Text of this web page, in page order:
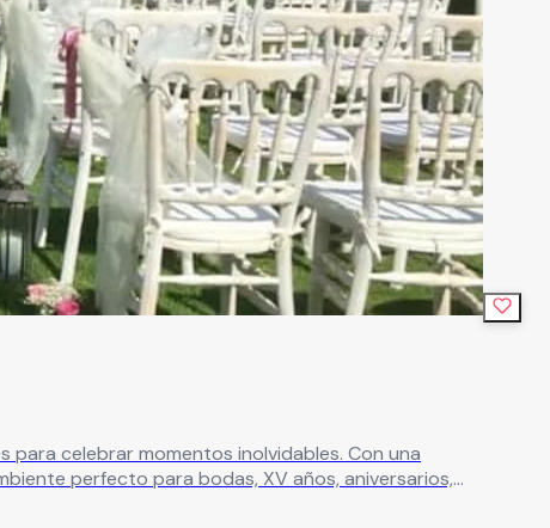
momentos inolvidables. Con una
perfecto para bodas, XV años, aniversarios,